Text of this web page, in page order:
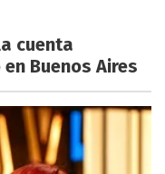
cuenta
Buenos Aires